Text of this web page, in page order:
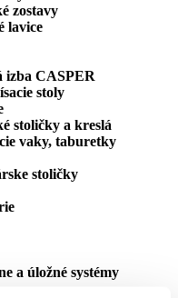
zostavy
lavice
izba CASPER
stoly
stoličky a kreslá
vaky, taburetky
stoličky
a úložné systémy